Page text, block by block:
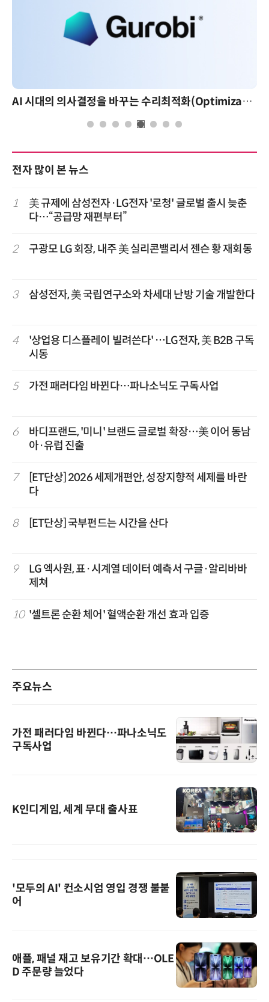
AI 시대의 의사결정을 바꾸는 수리최적화(Optimization): 실제 산업 적용 사례와 활용 전략
전자 많이 본 뉴스
1
美 규제에 삼성전자·LG전자 '로청' 글로벌 출시 늦춘
다…“공급망 재편부터”
2 구광모 LG 회장, 내주 美 실리콘밸리서 젠슨 황 재회동
3 삼성전자, 美 국립연구소와 차세대 난방 기술 개발한다
4
'상업용 디스플레이 빌려쓴다' …LG전자, 美 B2B 구독
시동
5 가전 패러다임 바뀐다…파나소닉도 구독사업
6
바디프랜드, '미니' 브랜드 글로벌 확장…美 이어 동남
아·유럽 진출
7
[ET단상] 2026 세제개편안, 성장지향적 세제를 바란
다
8 [ET단상] 국부펀드는 시간을 산다
9
LG 엑사원, 표·시계열 데이터 예측서 구글·알리바바
제쳐
10 '셀트론 순환 체어' 혈액순환 개선 효과 입증
주요뉴스
가전 패러다임 바뀐다…파나소닉도
구독사업
K인디게임, 세계 무대 출사표
'모두의 AI' 컨소시엄 영입 경쟁 불붙
어
애플, 패널 재고 보유기간 확대…OLE
D 주문량 늘었다